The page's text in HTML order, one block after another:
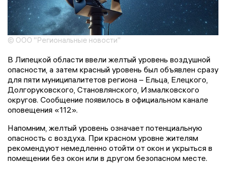
© ООО "Региональные новости"
В Липецкой области ввели желтый уровень воздушной
опасности, а затем красный уровень был объявлен сразу
для пяти муниципалитетов региона – Ельца, Елецкого,
Долгоруковского, Становлянского, Измалковского
округов. Сообщение появилось в официальном канале
оповещения «112».
Напомним, желтый уровень означает потенциальную
опасность с воздуха. При красном уровне жителям
рекомендуют немедленно отойти от окон и укрыться в
помещении без окон или в другом безопасном месте.